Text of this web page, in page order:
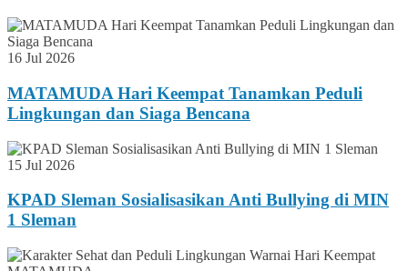
16 Jul 2026
MATAMUDA Hari Keempat Tanamkan Peduli
Lingkungan dan Siaga Bencana
15 Jul 2026
KPAD Sleman Sosialisasikan Anti Bullying di MIN
1 Sleman